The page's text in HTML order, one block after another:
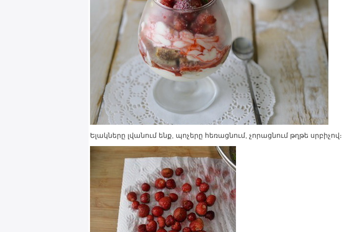
Ելակները լվանում ենք, պոչերը հեռացնում, չորացնում թղթե սրբիչով։